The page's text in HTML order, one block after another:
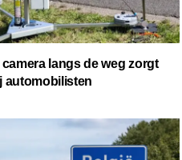
langs de weg zorgt
automobilisten